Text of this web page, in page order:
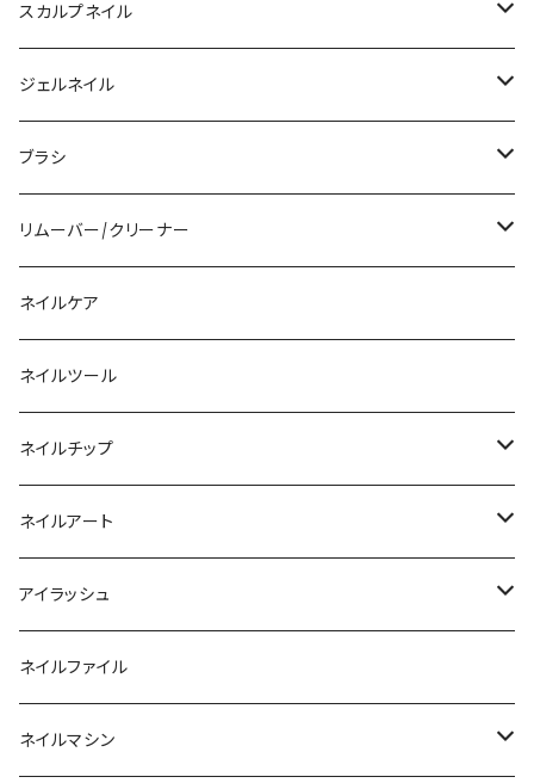
スカルプネイル
アクリルジェル
アクリルリキッド
その他ツール
ジェルネイル
トップジェル
ベースジェル
ファンクションジェル
カラージェル
ベーシックカラージェル
マグネットジェル
ブラシ
ジェルブラシ
アクリルブラシ
マグネット
その他
リムーバー/クリーナー
リムーバー
クリーナー
アセトン
エタノール
ネイルケア
ネイルツール
ネイルチップ
ノーマルチップ
ソフトジェルチップ
ツール
ネイルアート
パール
パウダー
ストーン
アイラッシュ
まつげ
グルー/リムーバー
ネイルファイル
ネイルマシン